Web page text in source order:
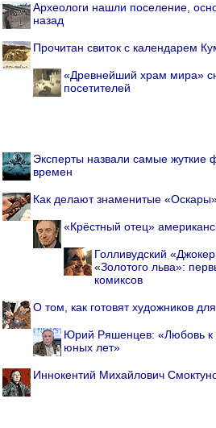
Археологи нашли поселение,
назад
Прочитан свиток с календарем
«Древнейший храм мира»
посетителей
Эксперты назвали самые жуткие
времен
Как делают знаменитые
«Крёстный отец»
Голливудский
«Золотого льва»:
комиксов
О том, как готовят художников
Юрий Ряшенцев: «Любовь к
юных лет»
Иннокентий Михайлович